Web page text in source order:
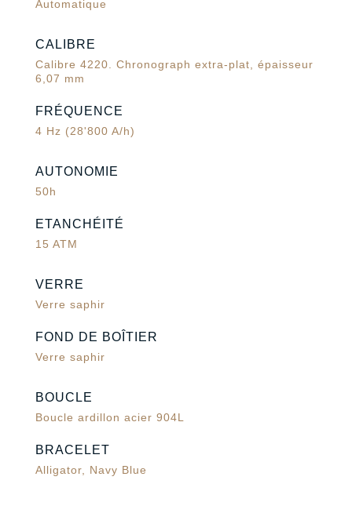
Automatique
CALIBRE
Calibre 4220. Chronograph extra-plat, épaisseur
6,07 mm
FRÉQUENCE
4 Hz (28'800 A/h)
AUTONOMIE
50h
ETANCHÉITÉ
15 ATM
VERRE
Verre saphir
FOND DE BOÎTIER
Verre saphir
BOUCLE
Boucle ardillon acier 904L
BRACELET
Alligator, Navy Blue